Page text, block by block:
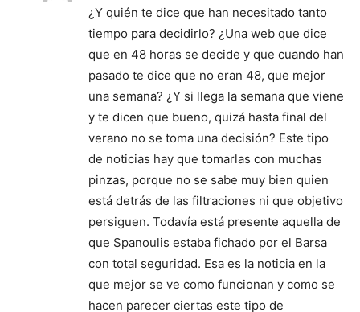
¿Y quién te dice que han necesitado tanto
tiempo para decidirlo? ¿Una web que dice
que en 48 horas se decide y que cuando han
pasado te dice que no eran 48, que mejor
una semana? ¿Y si llega la semana que viene
y te dicen que bueno, quizá hasta final del
verano no se toma una decisión? Este tipo
de noticias hay que tomarlas con muchas
pinzas, porque no se sabe muy bien quien
está detrás de las filtraciones ni que objetivo
persiguen. Todavía está presente aquella de
que Spanoulis estaba fichado por el Barsa
con total seguridad. Esa es la noticia en la
que mejor se ve como funcionan y como se
hacen parecer ciertas este tipo de